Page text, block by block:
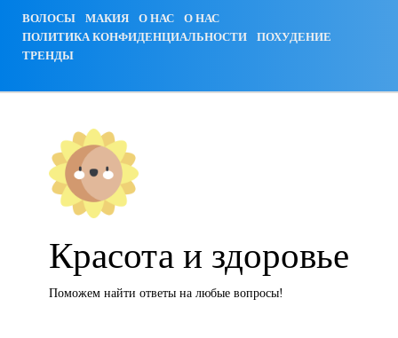
ВОЛОСЫ МАКИЯ О НАС
О НАС
ПОЛИТИКА КОНФИДЕНЦИАЛЬНОСТИ
ПОХУДЕНИЕ
ТРЕНДЫ
Красота и здоровье
Поможем найти ответы на любые вопросы!